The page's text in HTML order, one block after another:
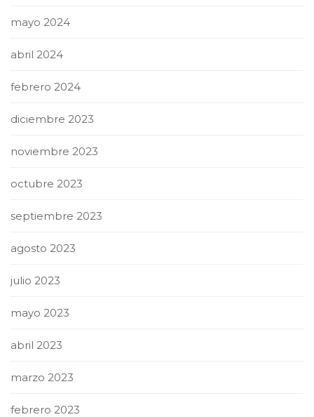
mayo 2024
abril 2024
febrero 2024
diciembre 2023
noviembre 2023
octubre 2023
septiembre 2023
agosto 2023
julio 2023
mayo 2023
abril 2023
marzo 2023
febrero 2023